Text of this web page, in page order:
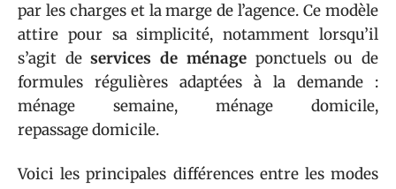
par les charges et la marge de l’agence. Ce modèle
attire pour sa simplicité, notamment lorsqu’il
s’agit deservices de ménageponctuels ou de
formules régulières adaptées à la demande :
ménage semaine, ménage domicile,
repassage domicile.
Voici les principales différences entre les modes